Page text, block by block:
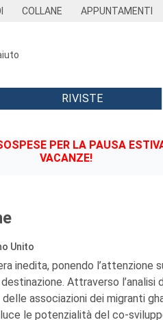
COLLANE APPUNTAMENTI
RIVISTE
PER LA PAUSA
VACANZE!
Unito
inedita, ponendo l’attenzione
Attraverso l’analisi
associazioni dei migranti
le potenzialità del co-